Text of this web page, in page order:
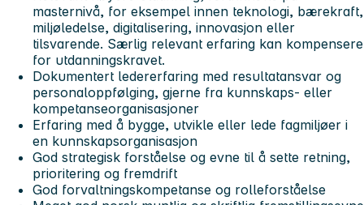
masternivå, for eksempel innen teknologi, bærekraft,
miljøledelse, digitalisering, innovasjon eller
tilsvarende. Særlig relevant erfaring kan kompensere
for utdanningskravet.
Dokumentert ledererfaring med resultatansvar og
personaloppfølging, gjerne fra kunnskaps- eller
kompetanseorganisasjoner
Erfaring med å bygge, utvikle eller lede fagmiljøer i
en kunnskapsorganisasjon
God strategisk forståelse og evne til å sette retning,
prioritering og fremdrift
God forvaltningskompetanse og rolleforståelse